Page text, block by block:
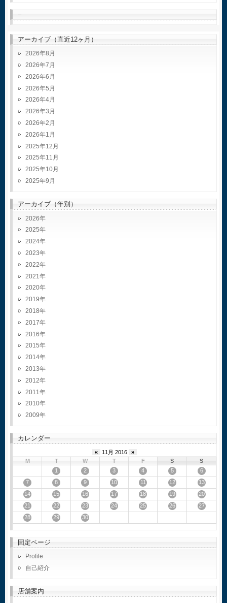
–
アーカイブ（直近12ヶ月）
2026年8月
2026年7月
2026年6月
2026年5月
2026年4月
2026年3月
2026年2月
2026年1月
2025年12月
2025年11月
2025年10月
2025年9月
アーカイブ（年別）
2026
2025
2024
2023
2022
2021
2020
2019
2018
2017
2016
2015
2014
2013
2012
2011
2010
2009
カレンダー
« 11月 2016
»
M
T W T F S
S
1
2 3 4 5
6
7
8 9 10 11 12
13
14
15 16 17 18 19
20
21
22 23 24 25 26
27
28
29 30
固定ページ
Profile
自己紹介
店舗案内